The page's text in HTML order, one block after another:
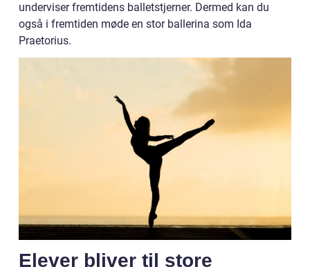
underviser fremtidens balletstjerner. Dermed kan du
også i fremtiden møde en stor ballerina som Ida
Praetorius.
Elever bliver til store